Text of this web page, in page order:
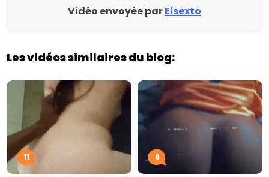
Vidéo envoyée parElsexto
Les vidéos similaires du blog:
11 6